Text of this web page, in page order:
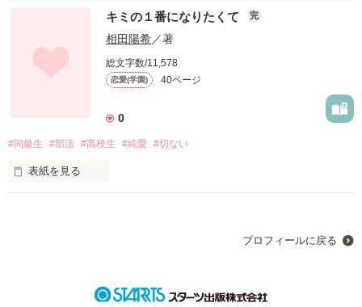
作品を読む
「なんかアンタから甘くて美味しそうな匂いがする…｣
「ひゃっ！！なっなにするの変態！！｣
ペロリと私の手を掴んで舐めるエロいイケメン
隣の席の転校生…晒名虎太朗(さらしなこたろう)
男が苦手な河野葵(かわのあおい)
毎日私、振り回されてます！！
キミの１番になりたくて 完
相田陽希／著
総文字数/11,578
恋愛(学園) 40ページ
0
#同級生 #部活 #高校生 #純愛 #切ない
表紙を見る
プロフィールに戻る